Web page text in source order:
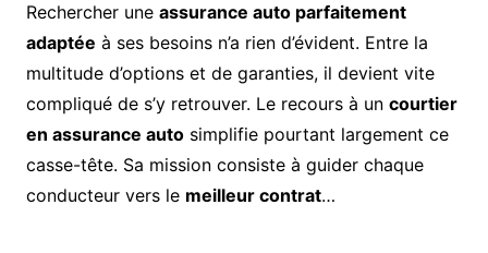
Rechercher une assurance auto parfaitement
adaptée à ses besoins n’a rien d’évident. Entre la
multitude d’options et de garanties, il devient vite
compliqué de s’y retrouver. Le recours à un courtier
en assurance autosimplifie pourtant largement ce
casse-tête. Sa mission consiste à guider chaque
conducteur vers le meilleur contrat…